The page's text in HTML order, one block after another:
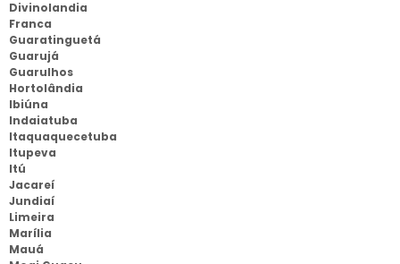
Divinolandia
Franca
Guaratinguetá
Guarujá
Guarulhos
Hortolândia
Ibiúna
Indaiatuba
Itaquaquecetuba
Itupeva
Itú
Jacareí
Jundiaí
Limeira
Marília
Mauá